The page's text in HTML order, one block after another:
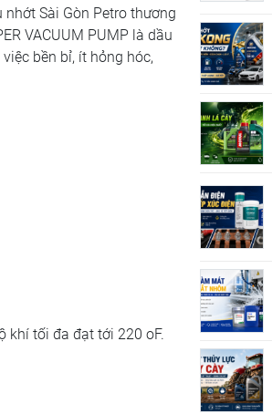
Sài Gòn Petro thương
VACUUM PUMP là dầu
bền bỉ, ít hỏng hóc,
khí tối đa đạt tới 220 oF.